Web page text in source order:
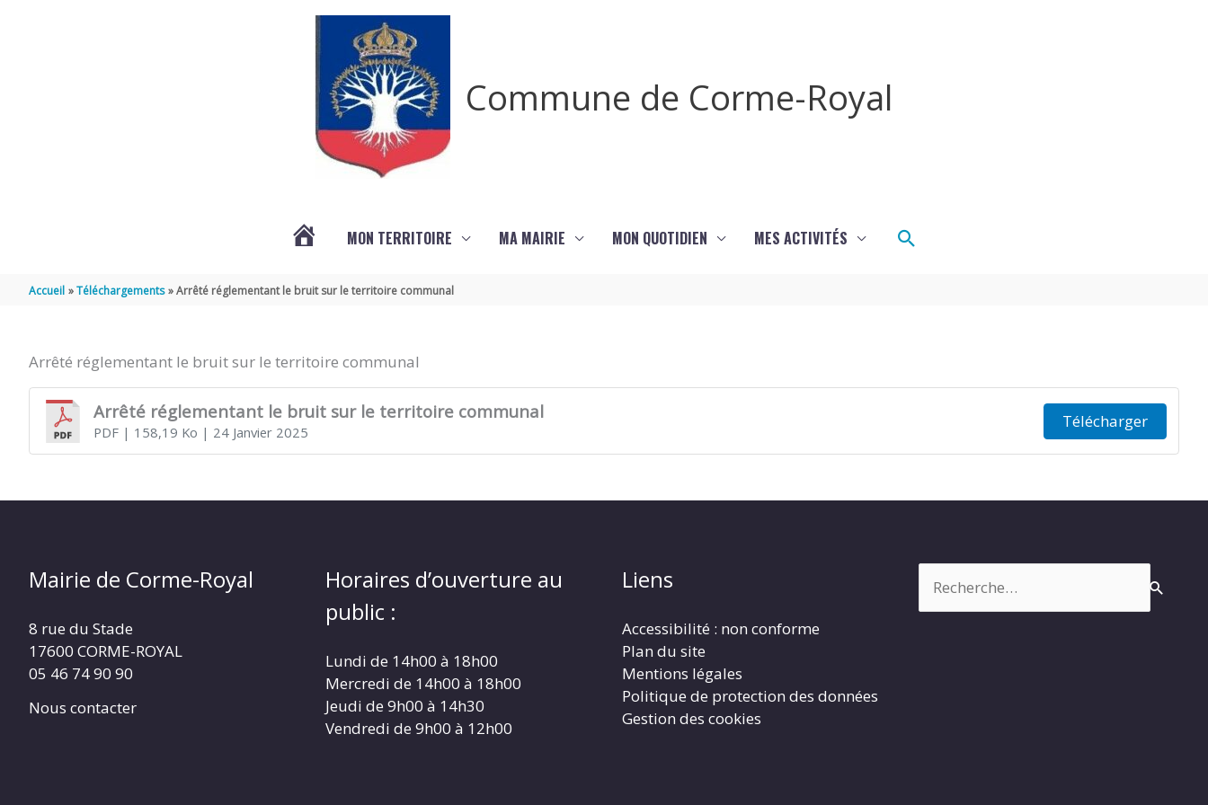
Commune de Corme-Royal
MON TERRITOIRE MA MAIRIE MON QUOTIDIEN MES ACTIVITÉS Rechercher
Accueil Téléchargements Arrêté réglementant le bruit sur le territoire communal
Arrêté réglementant le bruit sur le territoire communal
Arrêté réglementant le bruit sur le territoire communal
PDF| 158,19 Ko | 24 Janvier 2025
Télécharger
Mairie de Corme-Royal
8 rue du Stade
17600 CORME-ROYAL
05 46 74 90 90
Nous contacter
Horaires d’ouverture au
public :
Lundi de 14h00 à 18h00
Mercredi de 14h00 à 18h00
Jeudi de 9h00 à 14h30
Vendredi de 9h00 à 12h00
Liens
Accessibilité : non conforme
Plan du site
Mentions légales
Politique de protection des données
Gestion des cookies